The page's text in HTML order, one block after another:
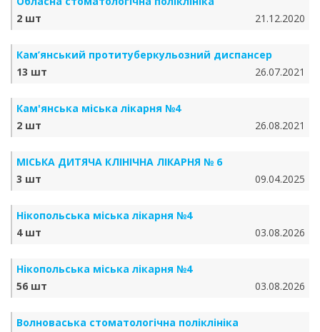
2 шт
21.12.2020
Кам’янський протитуберкульозний диспансер
13 шт
26.07.2021
Кам'янська міська лікарня №4
2 шт
26.08.2021
МІСЬКА ДИТЯЧА КЛІНІЧНА ЛІКАРНЯ № 6
3 шт
09.04.2025
Нікопольська міська лікарня №4
4 шт
03.08.2026
Нікопольська міська лікарня №4
56 шт
03.08.2026
Волноваська стоматологічна поліклініка